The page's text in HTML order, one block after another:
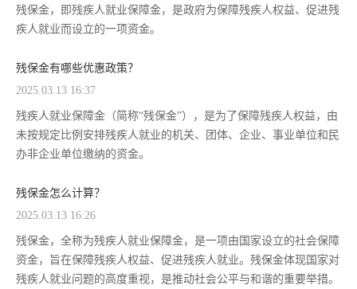
残保金，即残疾人就业保障金，是政府为保障残疾人权益、促进残
疾人就业而设立的一项资金。
残保金有哪些优惠政策？
2025.03.13 16:37
残疾人就业保障金（简称“残保金”），是为了保障残疾人权益，由
未按规定比例安排残疾人就业的机关、团体、企业、事业单位和民
办非企业单位缴纳的资金。
残保金怎么计算？
2025.03.13 16:26
残保金，全称为残疾人就业保障金，是一项由国家设立的社会保障
资金，旨在保障残疾人权益、促进残疾人就业。残保金体现国家对
残疾人就业问题的高度重视，是推动社会公平与和谐的重要举措。